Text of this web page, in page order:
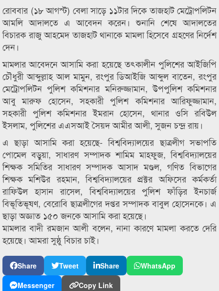
রোববার (১৮ আগস্ট) বেলা সাড়ে ১১টার দিকে তাজহাট মেট্রোপলিটন
আমলি আদালতে এ আবেদন করেন। শুনানি শেষে আদালতের
বিচারক রাজু আহমেদ তাজহাট থানাকে মামলা হিসেবে গ্রহণের নির্দেশ
দেন।
মামলার আবেদনে আসামি করা হয়েছে তৎকালীন পুলিশের আইজিপি
চৌধুরী আব্দুল্লাহ আল মামুন, রংপুর ডিআইজি আব্দুল বাতেন, রংপুর
মেট্রোপলিটন পুলিশ কমিশনার মনিরুজ্জামান, উপপুলিশ কমিশনার
আবু মারুফ হোসেন, সহকারী পুলিশ কমিশনার আরিফুজ্জামান,
সহকারী পুলিশ কমিশনার ইমরান হোসেন, থানার ওসি রবিউল
ইসলাম, পুলিশের এএসআই সৈয়দ আমীর আলী, সুজন চন্দ্র রায়।
এ ছাড়া আসামি করা হয়েছে- বিশ্ববিদ্যালয়ের ছাত্রলীগ সভাপতি
পোমেল বড়ুয়া, সাধারণ সম্পাদক শামিম মাহফুজ, বিশ্ববিদ্যালয়ের
শিক্ষক সমিতির সাধারণ সম্পাদক আসাদ মণ্ডল, গণিত বিভাগের
শিক্ষক মশিউর রহমান, বিশ্ববিদ্যালয়ের প্রক্টর অফিসের কর্মকর্তা
রাফিউল হাসান রাসেল, বিশ্ববিদ্যালয়ের পুলিশ ফাঁড়ির ইনচার্জ
বিভূতিভূষণ, বেরোবি ছাত্রলীগের দপ্তর সম্পাদক বাবুল হোসেনকে। এ
ছাড়া অজ্ঞাত ১৫০ জনকে আসামি করা হয়েছে।
মামলার বাদী রমজান আলী বলেন, নানা কারণে মামলা করতে দেরি
হয়েছে। আমরা সুষ্ঠু বিচার চাই।
Share Tweet Share
WhatsApp
Messenger
Copy Link